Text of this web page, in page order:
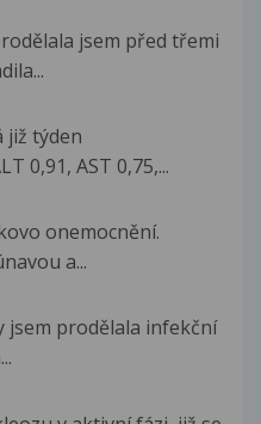
jsem před třemi
již týden
0,91, AST 0,75,...
onemocnění.
a...
jsem prodělala infekční